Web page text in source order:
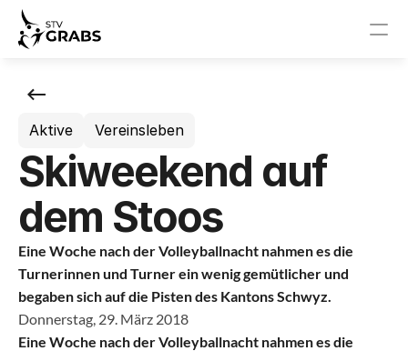
Events
STV Grabs
News
Events
Vorstand
Aktive Vereinsleben
Skiweekend auf
dem Stoos
Eine Woche nach der Volleyballnacht nahmen es die
Turnerinnen und Turner ein wenig gemütlicher und
begaben sich auf die Pisten des Kantons Schwyz.
Donnerstag, 29. März 2018
Eine Woche nach der Volleyballnacht nahmen es die